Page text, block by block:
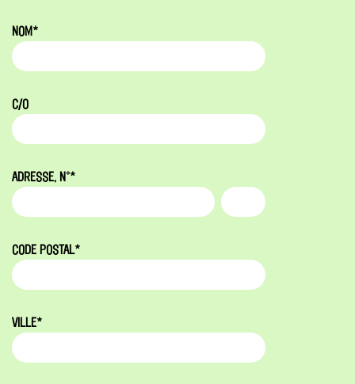
NOM*
C/O
ADRESSE, N°*
CODE POSTAL*
VILLE*